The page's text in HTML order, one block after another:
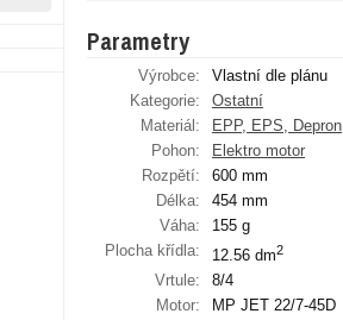
Parametry
Výrobce:
Vlastní dle plánu
Kategorie:
Ostatní
Materiál:
EPP, EPS, Depron
Pohon:
Elektro motor
Rozpětí:
600 mm
Délka:
454 mm
Váha:
155 g
Plocha křídla:
12.56 dm2
Vrtule:
8/4
Motor:
MP JET 22/7-45D